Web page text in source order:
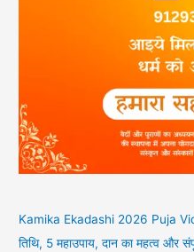
Kamika Ekadashi 2026 Puja
तिथि, 5 महाउपाय, दान का महत्व और